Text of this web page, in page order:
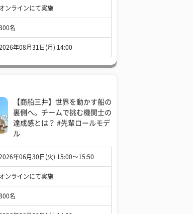
オンラインにて実施
名
年08月31日(月) 14:00
【商船三井】世界を動かす船の
裏側へ。チームで挑む機関士の
達成感とは？ #先輩ロールモデ
ル
年06月30日(火) 15:00〜15:50
オンラインにて実施
名